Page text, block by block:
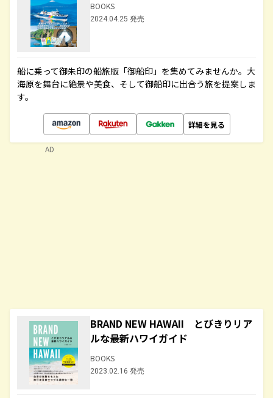
BOOKS
2024.04.25 発売
船に乗って御朱印の船旅版「御船印」を集めてみませんか。大
海原を舞台に絶景や美食、そして御船印に出合う旅を提案しま
す。
詳細を見る
BRAND NEW HAWAII とびきりリア
ルな最新ハワイガイド
BOOKS
2023.02.16 発売
AD